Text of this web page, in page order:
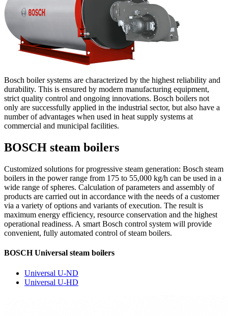
Bosch boiler systems are characterized by the highest reliability and
durability. This is ensured by modern manufacturing equipment,
strict quality control and ongoing innovations. Bosch boilers not
only are successfully applied in the industrial sector, but also have a
number of advantages when used in heat supply systems at
commercial and municipal facilities.
BOSCH steam boilers
Customized solutions for progressive steam generation: Bosch steam
boilers in the power range from 175 to 55,000 kg/h can be used in a
wide range of spheres. Calculation of parameters and assembly of
products are carried out in accordance with the needs of a customer
via a variety of options and variants of execution. The result is
maximum energy efficiency, resource conservation and the highest
operational readiness. A smart Bosch control system will provide
convenient, fully automated control of steam boilers.
BOSCH Universal steam boilers
Universal U-ND
Universal U-HD